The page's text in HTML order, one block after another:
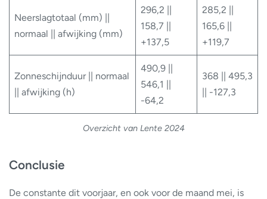
Neerslagtotaal (mm) ||
normaal || afwijking (mm)
296,2 ||
158,7 ||
+137,5
285,2 ||
165,6 ||
+119,7
Zonneschijnduur || normaal
|| afwijking (h)
490,9 ||
546,1 ||
-64,2
368 || 495,3
|| -127,3
Overzicht van Lente 2024
Conclusie
De constante dit voorjaar, en ook voor de maand mei, is